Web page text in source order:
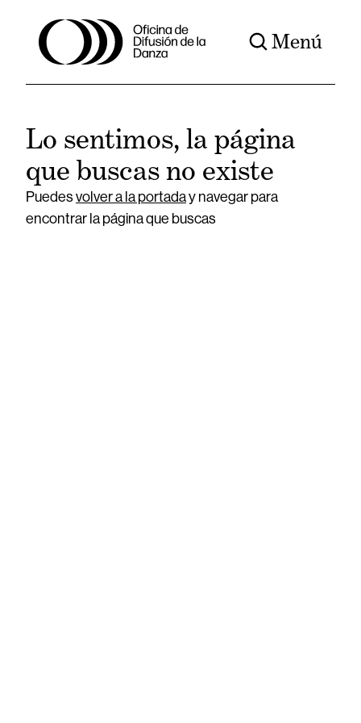
Menú
Lo sentimos, la página
que buscas no existe
Puedesvolver a la portaday navegar para
encontrar la página que buscas